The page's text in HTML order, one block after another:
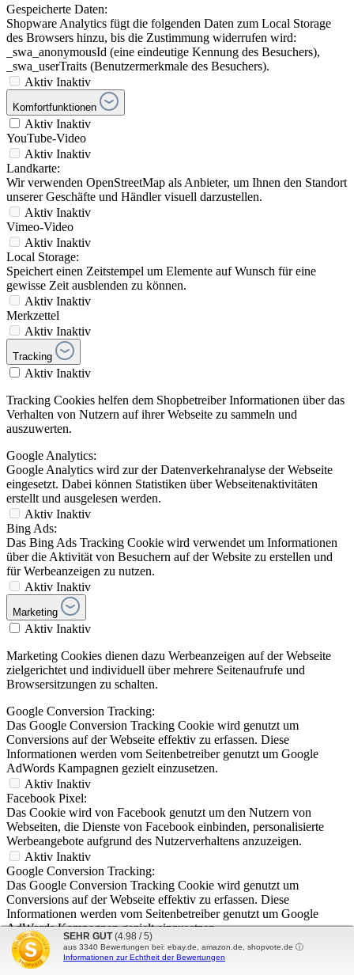
Gespeicherte Daten:
Shopware Analytics fügt die folgenden Daten zum Local Storage
des Browsers hinzu, bis die Zustimmung widerrufen wird:
_swa_anonymousId (eine eindeutige Kennung des Besuchers),
_swa_userTraits (Benutzermerkmale des Besuchers).
Aktiv Inaktiv
Komfortfunktionen
Aktiv Inaktiv
YouTube-Video
Aktiv Inaktiv
Landkarte:
Wir verwenden OpenStreetMap als Anbieter, um Ihnen den Standort
unserer Geschäfte und Händler visuell darzustellen.
Aktiv Inaktiv
Vimeo-Video
Aktiv Inaktiv
Local Storage:
Speichert einen Zeitstempel um Elemente auf Wunsch für eine
gewisse Zeit ausblenden zu können.
Aktiv Inaktiv
Merkzettel
Aktiv Inaktiv
Tracking
Aktiv Inaktiv
Tracking Cookies helfen dem Shopbetreiber Informationen über das
Verhalten von Nutzern auf ihrer Webseite zu sammeln und
auszuwerten.
Google Analytics:
Google Analytics wird zur der Datenverkehranalyse der Webseite
eingesetzt. Dabei können Statistiken über Webseitenaktivitäten
erstellt und ausgelesen werden.
Aktiv Inaktiv
Bing Ads:
Das Bing Ads Tracking Cookie wird verwendet um Informationen
über die Aktivität von Besuchern auf der Website zu erstellen und
für Werbeanzeigen zu nutzen.
Aktiv Inaktiv
Marketing
Aktiv Inaktiv
Marketing Cookies dienen dazu Werbeanzeigen auf der Webseite
zielgerichtet und individuell über mehrere Seitenaufrufe und
Browsersitzungen zu schalten.
Google Conversion Tracking:
Das Google Conversion Tracking Cookie wird genutzt um
Conversions auf der Webseite effektiv zu erfassen. Diese
Informationen werden vom Seitenbetreiber genutzt um Google
AdWords Kampagnen gezielt einzusetzen.
Aktiv Inaktiv
Facebook Pixel:
Das Cookie wird von Facebook genutzt um den Nutzern von
Webseiten, die Dienste von Facebook einbinden, personalisierte
Werbeangebote aufgrund des Nutzerverhaltens anzuzeigen.
Aktiv Inaktiv
Google Conversion Tracking:
Das Google Conversion Tracking Cookie wird genutzt um
Conversions auf der Webseite effektiv zu erfassen. Diese
Informationen werden vom Seitenbetreiber genutzt um Google
AdWords Kampagnen gezielt einzusetzen.
Aktiv
Inaktiv
Google AdSense:
SEHR GUT (4.98 / 5)
aus 3340 Bewertungen bei: ebay.de, amazon.de, shopvote.de ⓘ
Informationen zur Echtheit der Bewertungen